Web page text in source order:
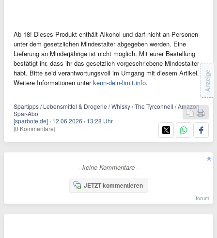
Ab 18! Dieses Produkt enthält Alkohol und darf nicht an Personen
unter dem gesetzlichen Mindestalter abgegeben werden. Eine
Lieferung an Minderjährige ist nicht möglich. Mit eurer Bestellung
bestätigt ihr, dass ihr das gesetzlich vorgeschriebene Mindestalter
habt. Bitte seid verantwortungsvoll im Umgang mit diesem Artikel.
Weitere Informationen unterkenn-dein-limit.info.
Spartipps / Lebensmittel & Drogerie / Whisky / The Tyrconnell / Amazon
Spar-Abo
[sparbote.de] · 12.06.2026 · 13:28 Uhr
[0 Kommentare]
Anzeige
- keine Kommentare -
JETZT kommentieren
forum